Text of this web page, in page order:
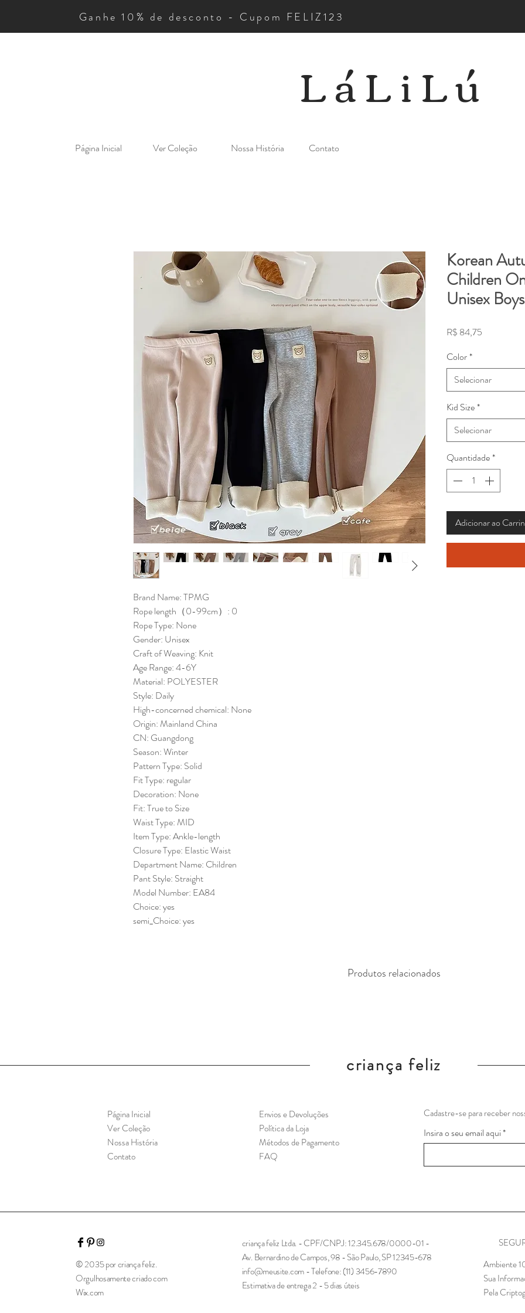
Ganhe 10% de desconto - Cupom FELIZ123
LáLiLú
Página Inicial Ver Coleção Nossa História Contato
Brand Name: TPMG
Rope length（0-99cm）: 0
Rope Type: None
Gender: Unisex
Craft of Weaving: Knit
Age Range: 4-6Y
Material: POLYESTER
Style: Daily
High-concerned chemical: None
Origin: Mainland China
CN: Guangdong
Season: Winter
Pattern Type: Solid
Fit Type: regular
Decoration: None
Fit: True to Size
Waist Type: MID
Item Type: Ankle-length
Closure Type: Elastic Waist
Department Name: Children
Pant Style: Straight
Model Number: EA84
Choice: yes
semi_Choice: yes
Korean
Children
Unisex
R$ 84,75
Color*
Selecionar
Kid Size*
Selecionar
Quantidade*
Adicionar ao
Produtos relacionados
criança feliz
Página Inicial
Ver Coleção
Nossa História
Contato
Envios e Devoluções
Política da Loja
Métodos de Pagamento
FAQ
Cadastre-se para receber
Insira o seu email aqui
© 2035 por criança feliz.
Orgulhosamente criado com
Wix.com
criança feliz Ltda. - CPF/CNPJ: 12.345.678/0000-01 -
Av. Bernardino de Campos, 98 - São Paulo, SP 12345-678
info@meusite.com- Telefone: (11) 3456-7890
Estimativa de entrega 2 - 5 dias úteis
Ambiente
Sua
Pela